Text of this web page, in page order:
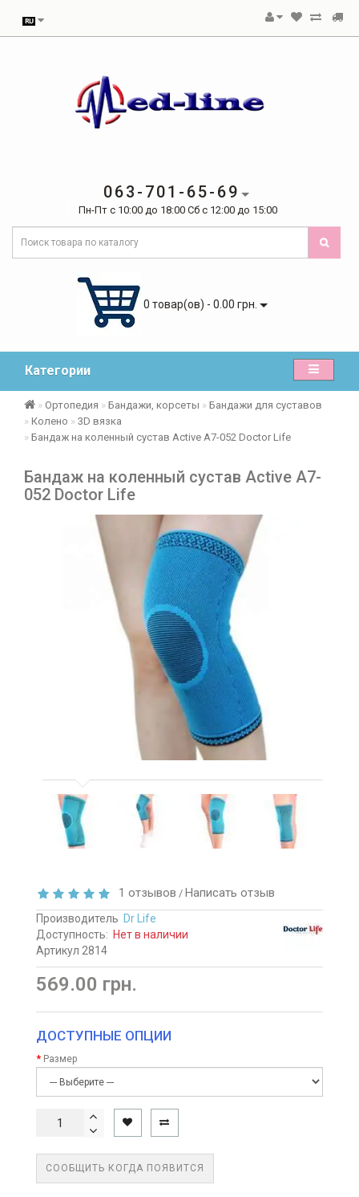
063-701-65-69
Пн-Пт с 10:00 до 18:00 Сб с 12:00 до 15:00
0 товар(ов) - 0.00 грн.
Категории
Ортопедия Бандажи, корсеты
Бандажи для суставов
Колено
3D вязка
Бандаж на коленный сустав Active А7-052 Doctor Life
Бандаж на коленный сустав Active А7-
052 Doctor Life
1 отзывов / Написать отзыв
Производитель Dr Life
Доступность: Нет в наличии
Артикул 2814
569.00 грн.
ДОСТУПНЫЕ ОПЦИИ
Размер
СООБЩИТЬ КОГДА ПОЯВИТСЯ